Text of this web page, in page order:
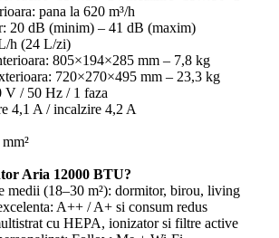
pana la 620 m³/h
20 dB (minim) – 41 dB (maxim)
h (24 L/zi)
805×194×285 mm – 7,8 kg
720×270×495 mm – 23,3 kg
V / 50 Hz / 1 faza
4,1 A / incalzire 4,2 A
Aria 12000 BTU?
medii (18–30 m²): dormitor, birou, living
A++ / A+ si consum redus
cu HEPA, ionizator si filtre active